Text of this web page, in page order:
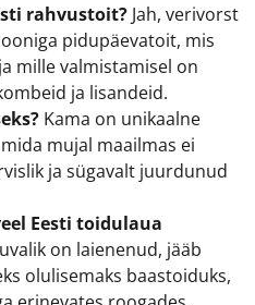
rahvustoit? Jah, verivorst
pidupäevatoit, mis
mille valmistamisel on
ja lisandeid.
Kama on unikaalne
mujal maailmas ei
ja sügavalt juurdunud
Eesti toidulaua
on laienenud, jääb
olulisemaks baastoiduks,